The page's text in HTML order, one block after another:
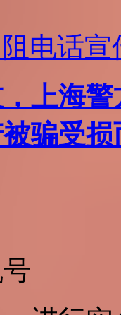
电话宣
上海
骗受